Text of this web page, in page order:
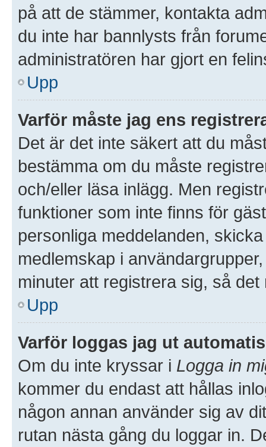
på att de stämmer, kontakta
du inte har bannlysts från
administratören har gjort en
Upp
Varför måste jag ens
Det är det inte säkert att du
bestämma om du måste
och/eller läsa inlägg. Men
funktioner som inte finns för
personliga meddelanden,
medlemskap i
minuter att registrera sig, så
Upp
Varför loggas jag ut
Om du inte kryssar i Logga in
kommer du endast att hållas
någon annan använder sig av
rutan nästa gång du loggar in.